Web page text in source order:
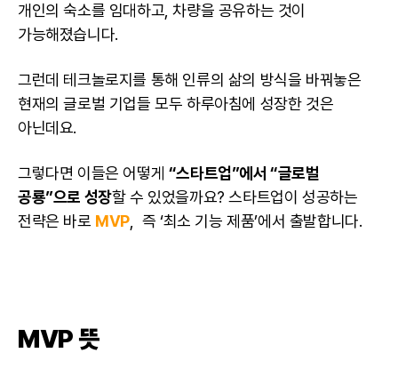
개인의 숙소를 임대하고, 차량을 공유하는 것이
가능해졌습니다.
그런데 테크놀로지를 통해 인류의 삶의 방식을 바꿔놓은
현재의 글로벌 기업들 모두 하루아침에 성장한 것은
아닌데요.
그렇다면 이들은 어떻게 “스타트업”에서 “글로벌
공룡”으로 성장할 수 있었을까요? 스타트업이 성공하는
전략은 바로 MVP , 즉 ‘최소 기능 제품’에서 출발합니다.
MVP 뜻